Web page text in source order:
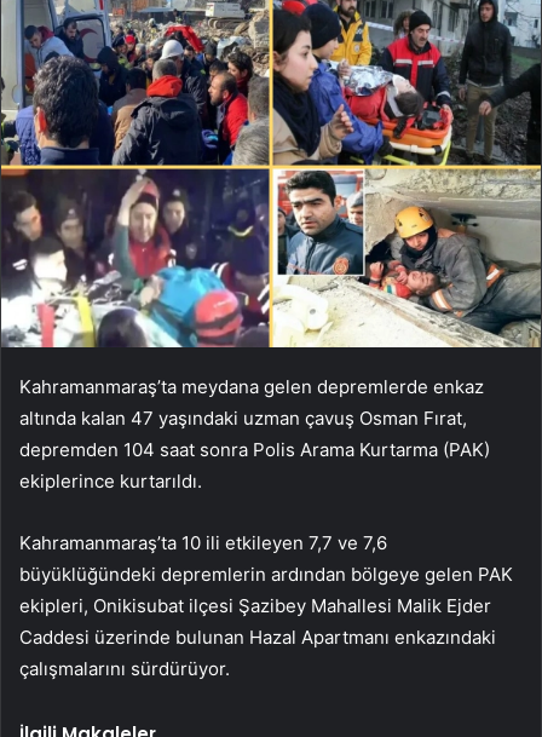
Kahramanmaraş’ta meydana gelen depremlerde enkaz
altında kalan 47 yaşındaki uzman çavuş Osman Fırat,
depremden 104 saat sonra Polis Arama Kurtarma (PAK)
ekiplerince kurtarıldı.
Kahramanmaraş’ta 10 ili etkileyen 7,7 ve 7,6
büyüklüğündeki depremlerin ardından bölgeye gelen PAK
ekipleri, Onikisubat ilçesi Şazibey Mahallesi Malik Ejder
Caddesi üzerinde bulunan Hazal Apartmanı enkazındaki
çalışmalarını sürdürüyor.